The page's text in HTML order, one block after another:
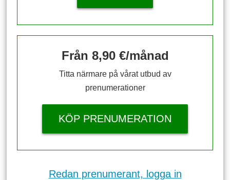
Från 8,90 €/månad
Titta närmare på vårat utbud av
prenumerationer
KÖP PRENUMERATION
Redan prenumerant, logga in